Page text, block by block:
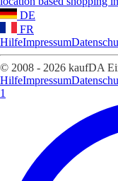
DE
FR
HilfeImpressum
© 2008 - 2026 kaufDA
HilfeImpressum
1